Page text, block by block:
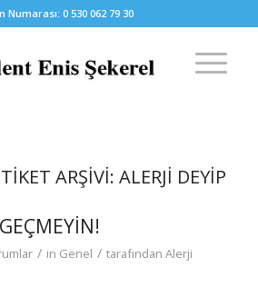
Numarası: 0 530 062 79 30
ARŞIVI: ALERJI DEYIP
/ in Genel / tarafından Alerji